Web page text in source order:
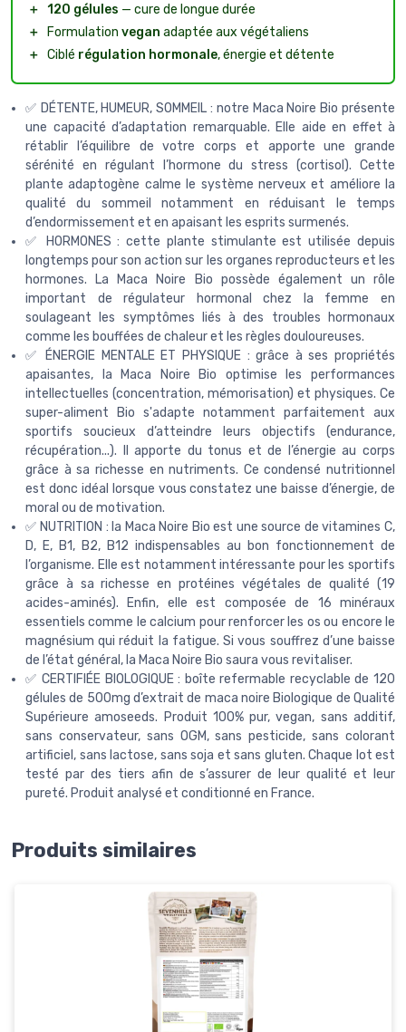
＋ 120 gélules — cure de longue durée
＋
Formulation vegan adaptée aux végétaliens
＋ Ciblé régulation hormonale, énergie et détente
✅ DÉTENTE, HUMEUR, SOMMEIL : notre Maca Noire Bio présente
une capacité d’adaptation remarquable. Elle aide en effet à
rétablir l’équilibre de votre corps et apporte une grande
sérénité en régulant l’hormone du stress (cortisol). Cette
plante adaptogène calme le système nerveux et améliore la
qualité du sommeil notamment en réduisant le temps
d’endormissement et en apaisant les esprits surmenés.
✅ HORMONES : cette plante stimulante est utilisée depuis
longtemps pour son action sur les organes reproducteurs et les
hormones. La Maca Noire Bio possède également un rôle
important de régulateur hormonal chez la femme en
soulageant les symptômes liés à des troubles hormonaux
comme les bouffées de chaleur et les règles douloureuses.
✅ ÉNERGIE MENTALE ET PHYSIQUE : grâce à ses propriétés
apaisantes, la Maca Noire Bio optimise les performances
intellectuelles (concentration, mémorisation) et physiques. Ce
super-aliment Bio s'adapte notamment parfaitement aux
sportifs soucieux d’atteindre leurs objectifs (endurance,
récupération...). Il apporte du tonus et de l’énergie au corps
grâce à sa richesse en nutriments. Ce condensé nutritionnel
est donc idéal lorsque vous constatez une baisse d’énergie, de
moral ou de motivation.
✅ NUTRITION : la Maca Noire Bio est une source de vitamines C,
D, E, B1, B2, B12 indispensables au bon fonctionnement de
l’organisme. Elle est notamment intéressante pour les sportifs
grâce à sa richesse en protéines végétales de qualité (19
acides-aminés). Enfin, elle est composée de 16 minéraux
essentiels comme le calcium pour renforcer les os ou encore le
magnésium qui réduit la fatigue. Si vous souffrez d’une baisse
de l’état général, la Maca Noire Bio saura vous revitaliser.
✅ CERTIFIÉE BIOLOGIQUE : boîte refermable recyclable de 120
gélules de 500mg d’extrait de maca noire Biologique de Qualité
Supérieure amoseeds. Produit 100% pur, vegan, sans additif,
sans conservateur, sans OGM, sans pesticide, sans colorant
artificiel, sans lactose, sans soja et sans gluten. Chaque lot est
testé par des tiers afin de s’assurer de leur qualité et leur
pureté. Produit analysé et conditionné en France.
Produits similaires